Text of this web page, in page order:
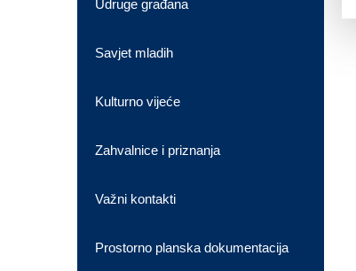
Udruge građana
Savjet mladih
Kulturno vijeće
Zahvalnice i priznanja
Važni kontakti
Prostorno planska dokumentacija